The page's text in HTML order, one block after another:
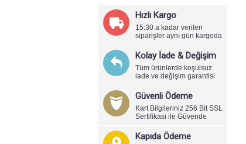
Hızlı Kargo
15:30 a kadar verilen
siparişler aynı gün kargoda
Kolay İade & Değişim
Tüm ürünlerde koşulsuz
iade ve değişim garantisi
Güvenli Ödeme
Kart Bilgileriniz 256 Bit SSL
Sertifikası ile Güvende
Kapıda Ödeme